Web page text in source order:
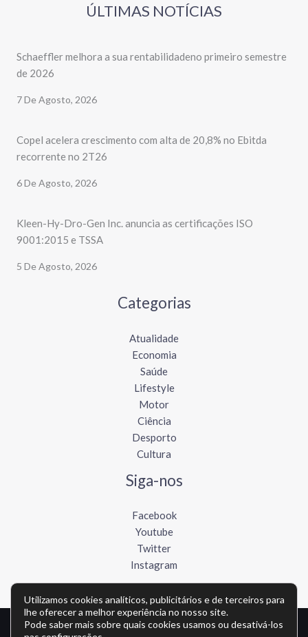
ÚLTIMAS NOTÍCIAS
Schaeffler melhora a sua rentabilidadeno primeiro semestre
de 2026
7 De Agosto, 2026
Copel acelera crescimento com alta de 20,8% no Ebitda
recorrente no 2T26
6 De Agosto, 2026
Kleen-Hy-Dro-Gen Inc. anuncia as certificações ISO
9001:2015 e TSSA
5 De Agosto, 2026
Categorias
Atualidade
Economia
Saúde
Lifestyle
Motor
Ciência
Desporto
Cultura
Siga-nos
Facebook
Youtube
Twitter
Instagram
Copyright © Todos os direitos reservados - lusofonews.com
Utilizamos cookies analíticos, publicitários e de terceiros para
lhe oferecer a melhor experiência no nosso site.
Pode saber mais sobre quais cookies usamos ou desativá-los